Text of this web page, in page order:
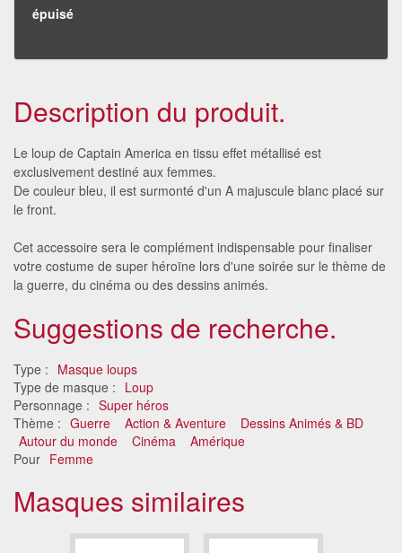
épuisé
Description du produit.
Le loup de Captain America en tissu effet métallisé est
exclusivement destiné aux femmes.
De couleur bleu, il est surmonté d'un A majuscule blanc placé sur
le front.
Cet accessoire sera le complément indispensable pour finaliser
votre costume de super héroïne lors d'une soirée sur le thème de
la guerre, du cinéma ou des dessins animés.
Suggestions de recherche.
Type : Masque loups
Type de masque : Loup
Personnage : Super héros
Thème : Guerre Action & Aventure
Dessins Animés & BD
Autour du monde
Cinéma
Amérique
Pour Femme
Masques similaires